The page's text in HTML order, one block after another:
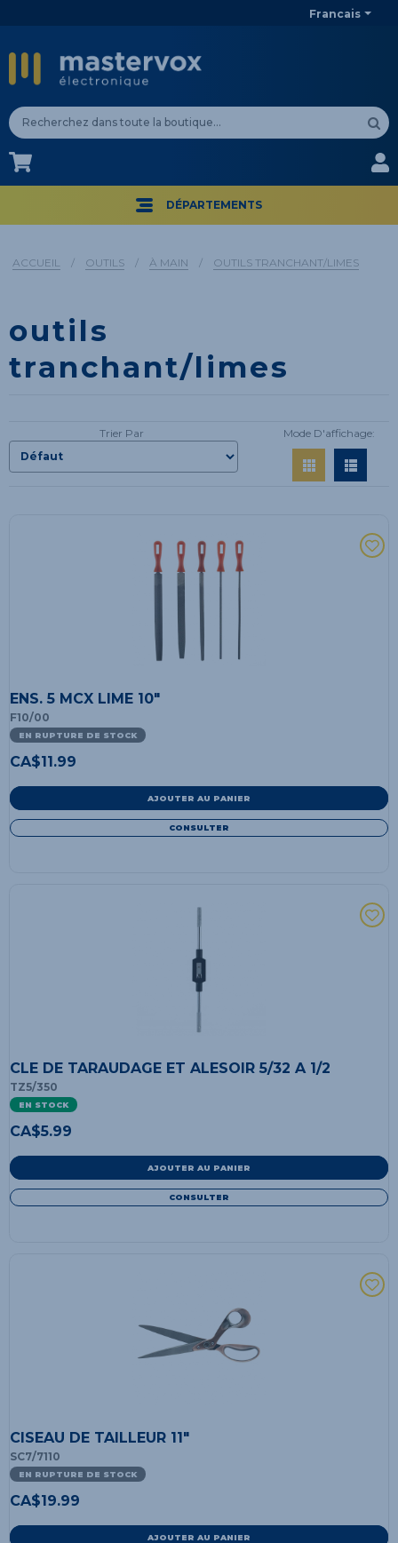
Francais
CA$
DÉPARTEMENTS
ACCUEIL / OUTILS / À MAIN / OUTILS TRANCHANT/LIMES
outils
tranchant/limes
Trier Par Mode D'affichage:
ENS. 5 MCX LIME 10"
F10/00
EN RUPTURE DE STOCK
CA$11.99
AJOUTER AU PANIER
CONSULTER
CLE DE TARAUDAGE ET ALESOIR 5/32 A 1/2
TZ5/350
EN STOCK
CA$5.99
AJOUTER AU PANIER
CONSULTER
CISEAU DE TAILLEUR 11"
SC7/7110
EN RUPTURE DE STOCK
CA$19.99
AJOUTER AU PANIER